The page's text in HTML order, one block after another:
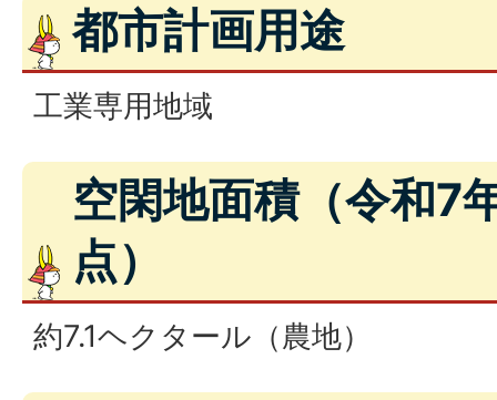
都市計画用途
工業専用地域
空閑地面積（令和7
点）
約7.1ヘクタール（農地）